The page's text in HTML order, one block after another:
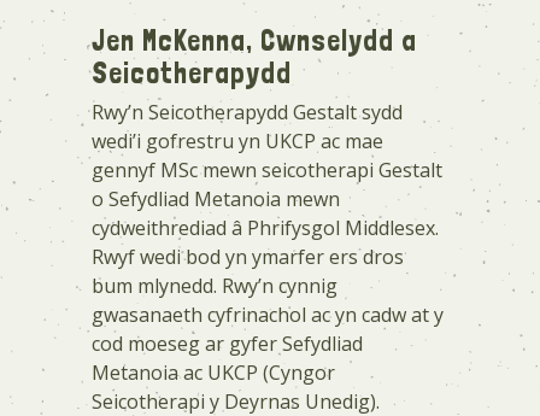
Jen McKenna, Cwnselydd a
Seicotherapydd
Rwy’n Seicotherapydd Gestalt sydd
wedi’i gofrestru yn UKCP ac mae
gennyf MSc mewn seicotherapi Gestalt
o Sefydliad Metanoia mewn
cydweithrediad â Phrifysgol Middlesex.
Rwyf wedi bod yn ymarfer ers dros
bum mlynedd. Rwy’n cynnig
gwasanaeth cyfrinachol ac yn cadw at y
cod moeseg ar gyfer Sefydliad
Metanoia ac UKCP (Cyngor
Seicotherapi y Deyrnas Unedig).